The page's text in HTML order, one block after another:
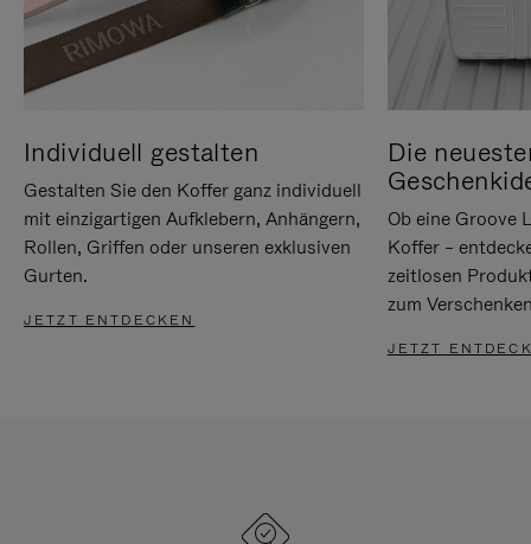
Individuell gestalten
Gestalten Sie den Koffer ganz individuell
mit einzigartigen Aufklebern, Anhängern,
Rollen, Griffen oder unseren exklusiven
Gurten.
JETZT ENTDECKEN
Die
Ob eine Groove
Koffer –
zeitlosen
zum
JETZT